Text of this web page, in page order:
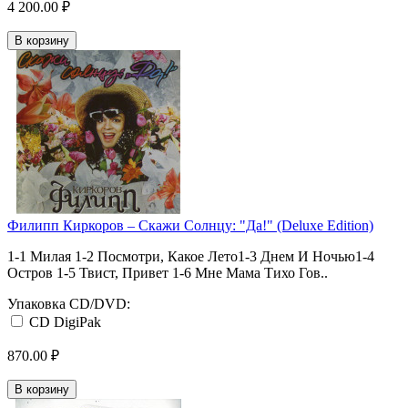
4 200.00 ₽
В корзину
Филипп Киркоров ‎– Скажи Солнцу: "Да!" (Deluxe Edition)
1-1 Милая 1-2 Посмотри, Какое Лето1-3 Днем И Ночью1-4
Остров 1-5 Твист, Привет 1-6 Мне Мама Тихо Гов..
Упаковка CD/DVD:
CD DigiPak
870.00 ₽
В корзину